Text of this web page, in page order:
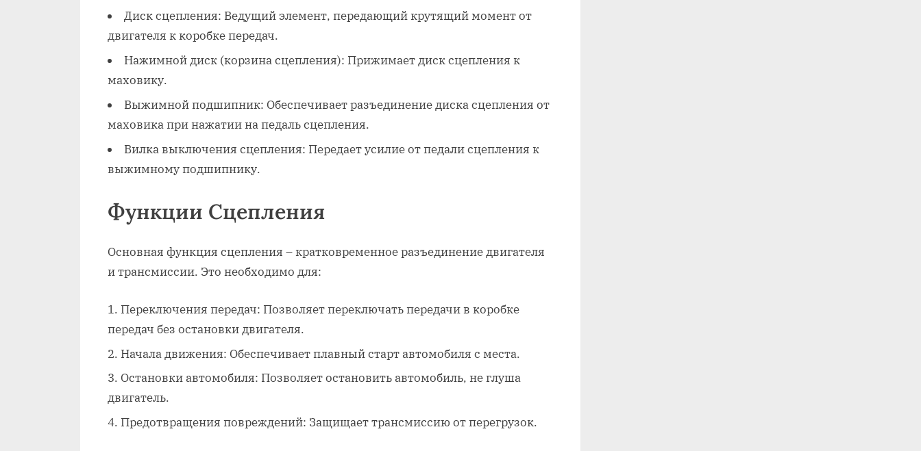
Диск сцепления: Ведущий элемент, передающий крутящий момент от
двигателя к коробке передач.
Нажимной диск (корзина сцепления): Прижимает диск сцепления к
маховику.
Выжимной подшипник: Обеспечивает разъединение диска сцепления от
маховика при нажатии на педаль сцепления.
Вилка выключения сцепления: Передает усилие от педали сцепления к
выжимному подшипнику.
Функции Сцепления
Основная функция сцепления – кратковременное разъединение двигателя
и трансмиссии. Это необходимо для:
Переключения передач: Позволяет переключать передачи в коробке
передач без остановки двигателя.
Начала движения: Обеспечивает плавный старт автомобиля с места.
Остановки автомобиля: Позволяет остановить автомобиль, не глуша
двигатель.
Предотвращения повреждений: Защищает трансмиссию от перегрузок.